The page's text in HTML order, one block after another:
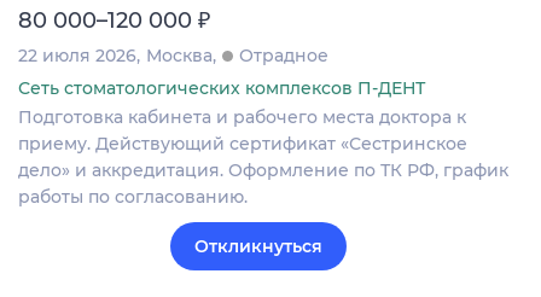
80 000–120 000 ₽
22 июля 2026 Москва
Отрадное
Сеть стоматологических комплексов П-ДЕНТ
Подготовка кабинета и рабочего места доктора к
приему. Действующий сертификат «Сестринское
дело» и аккредитация. Оформление по ТК РФ, график
работы по согласованию.
Откликнуться